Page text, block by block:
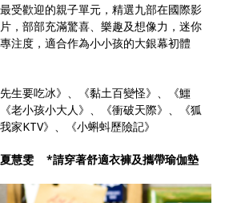
受歡迎的親子單元，精選九部在國際影
，部部充滿驚喜、樂趣及想像力，迷你
注度，適合作為小小孩的大銀幕初體
生要吃冰》、《黏土百變怪》、《鱷
老小孩小大人》、《衝破天際》、《狐
家KTV》、《小蝌蚪歷險記》
慧雯 *請穿著舒適衣褲及攜帶瑜伽墊